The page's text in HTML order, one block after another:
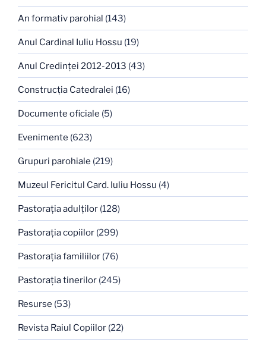
An formativ parohial (143)
Anul Cardinal Iuliu Hossu (19)
Anul Credinţei 2012-2013 (43)
Construcţia Catedralei (16)
Documente oficiale (5)
Evenimente (623)
Grupuri parohiale (219)
Muzeul Fericitul Card. Iuliu Hossu (4)
Pastoraţia adulţilor (128)
Pastoraţia copiilor (299)
Pastoraţia familiilor (76)
Pastoraţia tinerilor (245)
Resurse (53)
Revista Raiul Copiilor (22)